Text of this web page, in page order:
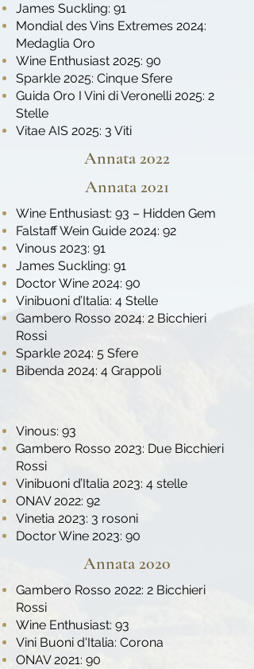
James Suckling: 91
Mondial des Vins Extremes 2024:
Medaglia Oro
Wine Enthusiast 2025: 90
Sparkle 2025: Cinque Sfere
Guida Oro I Vini di Veronelli 2025: 2
Stelle
Vitae AIS 2025: 3 Viti
Annata 2022
Annata 2021
Wine Enthusiast: 93 – Hidden Gem
Falstaff Wein Guide 2024: 92
Vinous 2023: 91
James Suckling: 91
Doctor Wine 2024: 90
Vinibuoni d’Italia: 4 Stelle
Gambero Rosso 2024: 2 Bicchieri
Rossi
Sparkle 2024: 5 Sfere
Bibenda 2024: 4 Grappoli
Vinous: 93
Gambero Rosso 2023: Due Bicchieri
Rossi
Vinibuoni d’Italia 2023: 4 stelle
ONAV 2022: 92
Vinetia 2023: 3 rosoni
Doctor Wine 2023: 90
Annata 2020
Gambero Rosso 2022: 2 Bicchieri
Rossi
Wine Enthusiast: 93
Vini Buoni d'Italia: Corona
ONAV 2021: 90